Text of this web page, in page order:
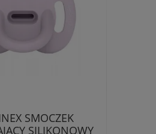
SMOCZEK
SILIKONOWY